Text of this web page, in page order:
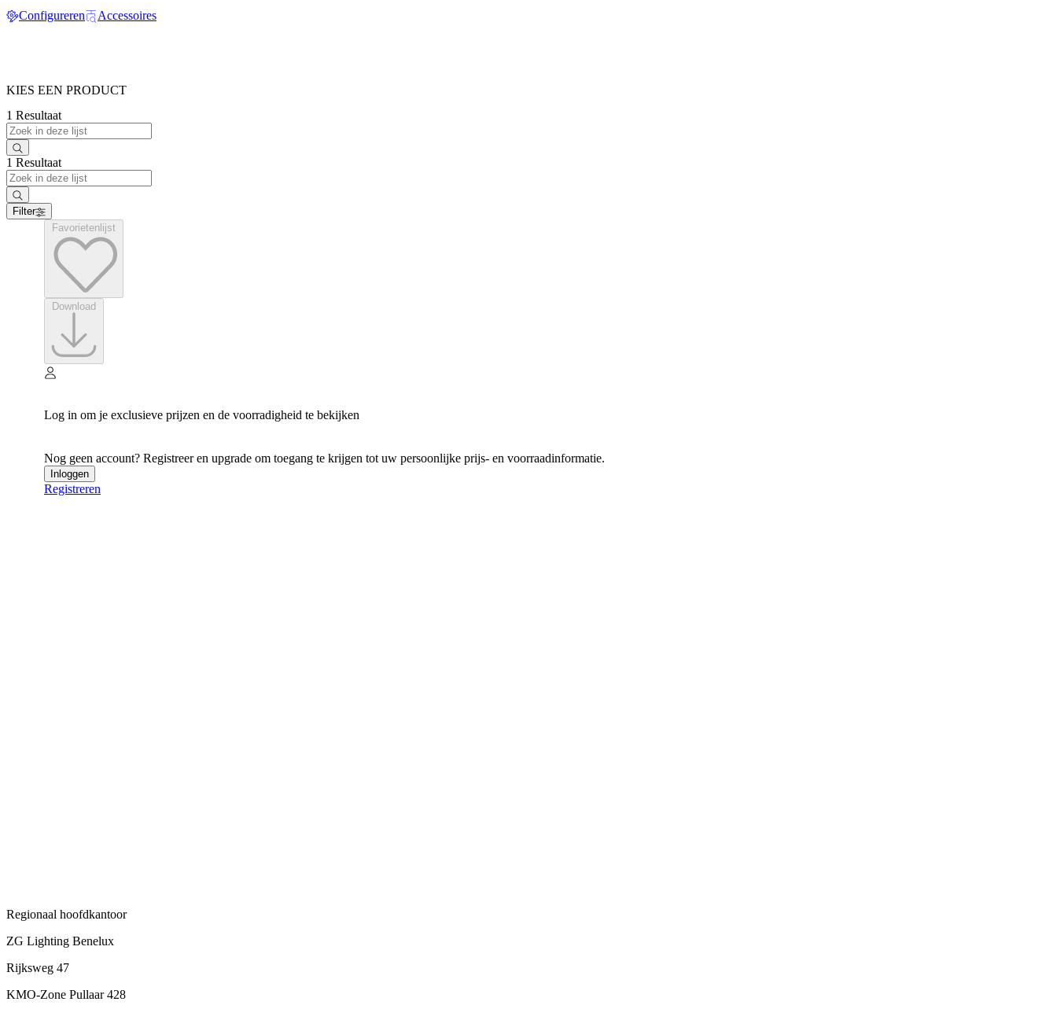
Configureren
Accessoires
KIES EEN PRODUCT
1 Resultaat
1 Resultaat
Filter
Log in om je exclusieve prijzen en de voorradigheid te bekijken
Nog geen account? Registreer en upgrade om toegang te krijgen tot uw persoonlijke prijs- en voorraadinformatie.
Inloggen
Registreren
Regionaal hoofdkantoor
ZG Lighting Benelux
Rijksweg 47
KMO-Zone Pullaar 428